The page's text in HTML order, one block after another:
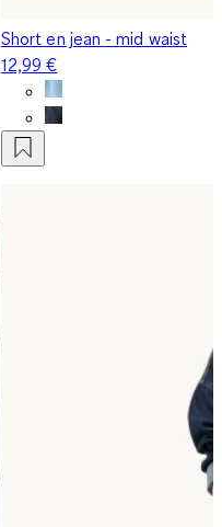
Short en jean - mid waist
12,99 €